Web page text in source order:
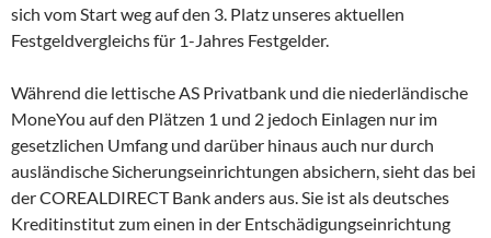
sich vom Start weg auf den 3. Platz unseres aktuellen
Festgeldvergleichs für 1-Jahres Festgelder.
Während die lettische AS Privatbank und die niederländische
MoneYou auf den Plätzen 1 und 2 jedoch Einlagen nur im
gesetzlichen Umfang und darüber hinaus auch nur durch
ausländische Sicherungseinrichtungen absichern, sieht das bei
der COREALDIRECT Bank anders aus. Sie ist als deutsches
Kreditinstitut zum einen in der Entschädigungseinrichtung